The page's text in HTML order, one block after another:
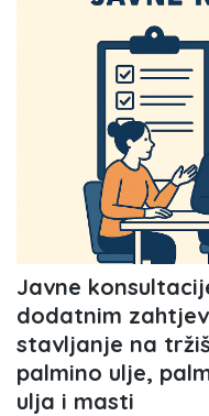
Javne
dodatnim
stavljanje na
palmino ulje,
ulja i masti